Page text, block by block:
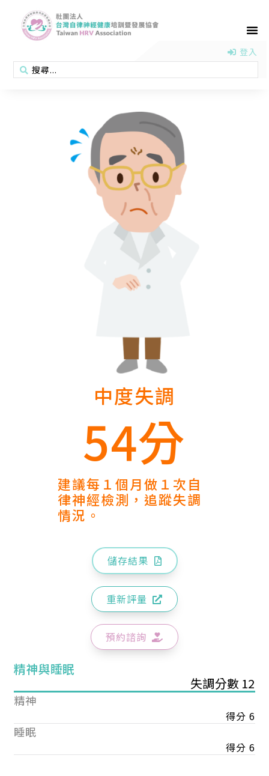
登入
中度失調
54分
建議每１個月做１次自
律神經檢測，追蹤失調
情況。
儲存結果
重新評量
預約諮詢
精神與睡眠
失調分數 12
精神
得分 6
睡眠
得分 6